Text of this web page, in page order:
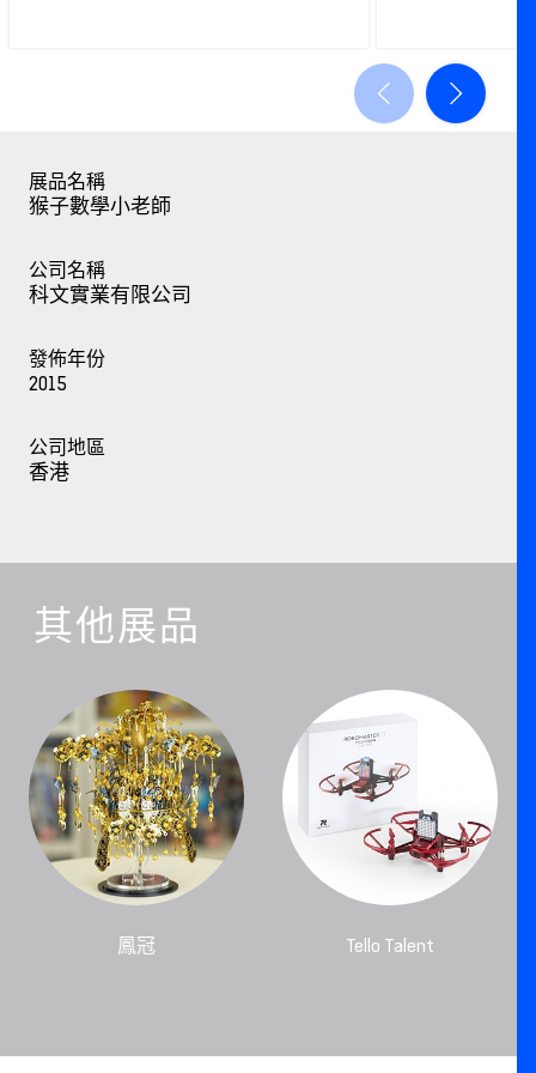
展品名稱
猴子數學小老師
公司名稱
科文實業有限公司
發佈年份
2015
公司地區
香港
其他展品
鳳冠 Tello Talent